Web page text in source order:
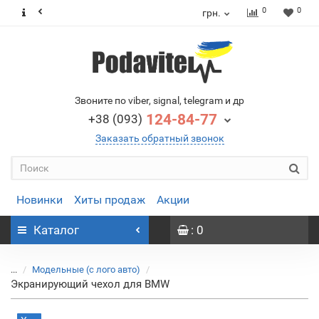
грн. 0 0
Звоните по viber, signal, telegram и др
+38 (093) 124-84-77
Заказать обратный звонок
Новинки Хиты продаж Акции
Каталог : 0
... Модельные (с лого авто)
Экранирующий чехол для BMW